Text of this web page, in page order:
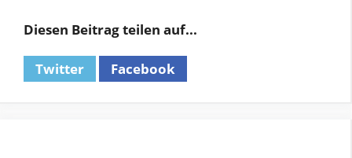
Diesen Beitrag teilen auf...
Twitter Facebook